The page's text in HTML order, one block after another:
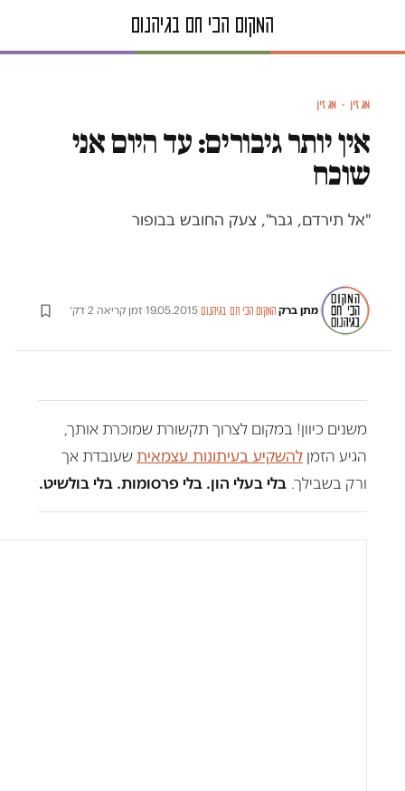
איור: אילה טל
מגזין · מגזין
אין יותר גיבורים: עד היום אני
שוכח
"אל תירדם, גבר", צעק החובש בבופור
מתן ברק·המקום הכי חם בגיהנום·
19.05.2015
·זמן קריאה 2 דק׳
משנים כיוון! במקום לצרוך תקשורת שמוכרת אותך,
הגיע הזמן להשקיע בעיתונות עצמאיתשעובדת אך
ורק בשבילך. בלי בעלי הון. בלי פרסומות. בלי בולשיט.